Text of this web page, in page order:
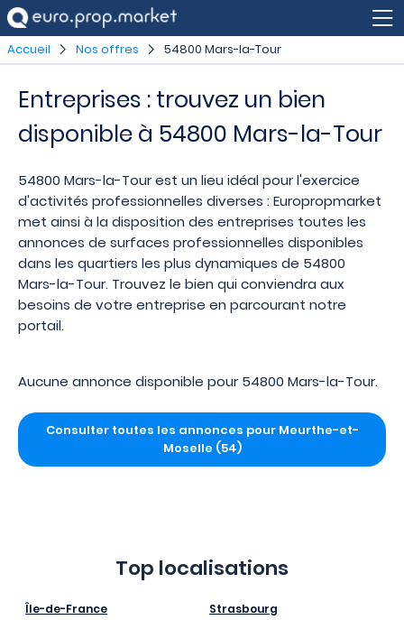
Accueil Nos offres 54800 Mars-la-Tour
Entreprises : trouvez un bien
disponible à 54800 Mars-la-Tour
54800 Mars-la-Tour est un lieu idéal pour l'exercice
d'activités professionnelles diverses : Europropmarket
met ainsi à la disposition des entreprises toutes les
annonces de surfaces professionnelles disponibles
dans les quartiers les plus dynamiques de 54800
Mars-la-Tour. Trouvez le bien qui conviendra aux
besoins de votre entreprise en parcourant notre
portail.
Aucune annonce disponible pour 54800 Mars-la-Tour.
Consulter toutes les annonces pour Meurthe-et-
Moselle (54)
Top localisations
Île-de-France
Strasbourg